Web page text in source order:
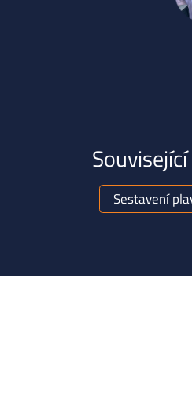
Sestavení